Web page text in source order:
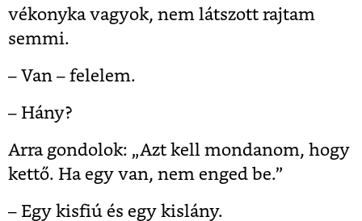
vékonyka vagyok, nem látszott rajtam
semmi.
– Van – felelem.
– Hány?
Arra gondolok: „Azt kell mondanom, hogy
kettő. Ha egy van, nem enged be.”
– Egy kisfiú és egy kislány.